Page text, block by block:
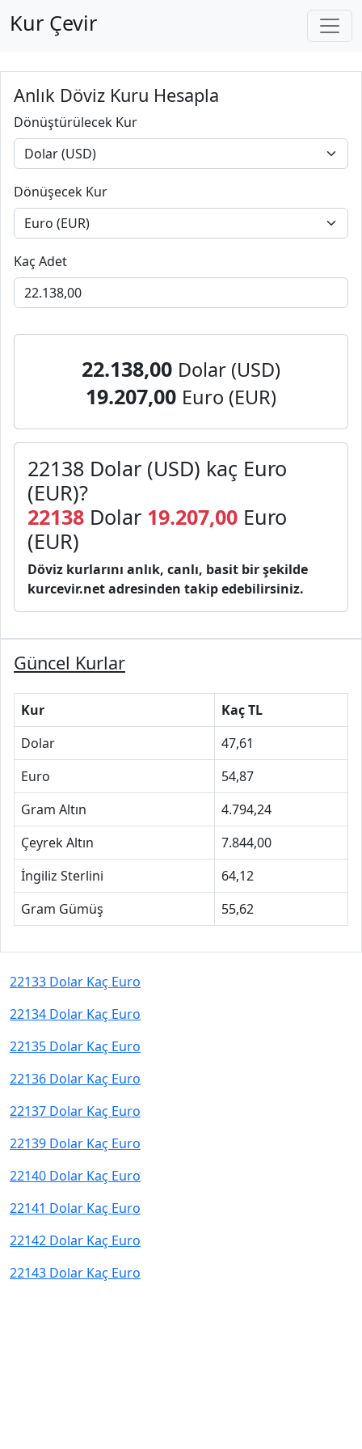
Kur Çevir
Anlık Döviz Kuru Hesapla
Dönüştürülecek Kur
Dönüşecek Kur
Kaç Adet
22.138,00 Dolar (USD)
19.207,00 Euro (EUR)
22138 Dolar (USD) kaç Euro
(EUR)?
22138 Dolar 19.207,00 Euro
(EUR)
Döviz kurlarını anlık, canlı, basit bir şekilde
kurcevir.net adresinden takip edebilirsiniz.
Güncel Kurlar
Kur
Kaç TL
Dolar
47,61
Euro
54,87
Gram Altın
4.794,24
Çeyrek Altın
7.844,00
İngiliz Sterlini
64,12
Gram Gümüş
55,62
22133 Dolar Kaç Euro
22134 Dolar Kaç Euro
22135 Dolar Kaç Euro
22136 Dolar Kaç Euro
22137 Dolar Kaç Euro
22139 Dolar Kaç Euro
22140 Dolar Kaç Euro
22141 Dolar Kaç Euro
22142 Dolar Kaç Euro
22143 Dolar Kaç Euro